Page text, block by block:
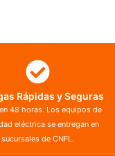
Rápidas y Seguras
48 horas. Los equipos de
eléctrica se entregan en
sucursales de CNFL.